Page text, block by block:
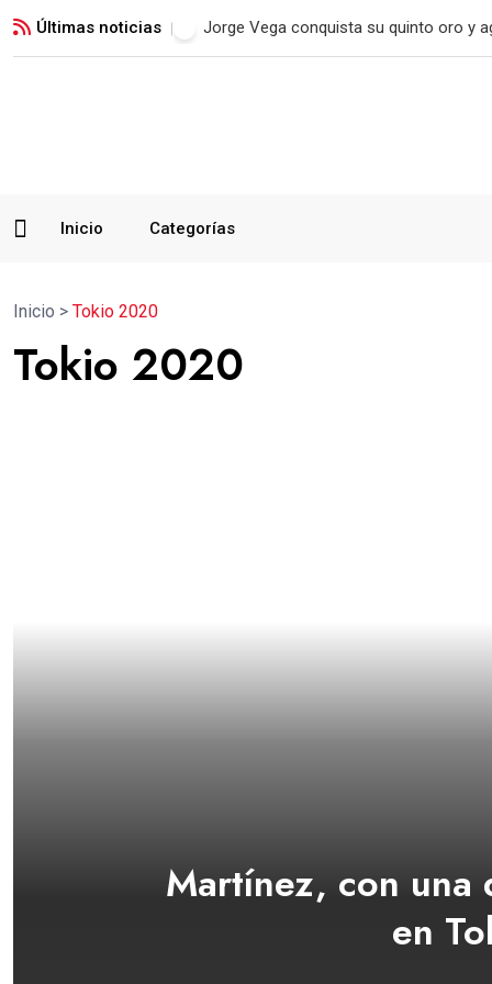
Últimas noticias Jorge Vega conquista su quinto oro y
Inicio Categorías
Inicio > Tokio 2020
Tokio 2020
Martínez, con una
en